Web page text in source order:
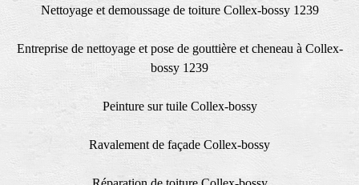
Nettoyage et demoussage de toiture Collex-bossy 1239
Entreprise de nettoyage et pose de gouttière et cheneau à Collex-
bossy 1239
Peinture sur tuile Collex-bossy
Ravalement de façade Collex-bossy